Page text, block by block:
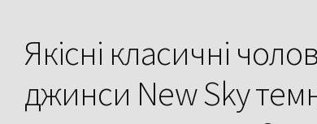
Якісні класичні
джинси New Sky